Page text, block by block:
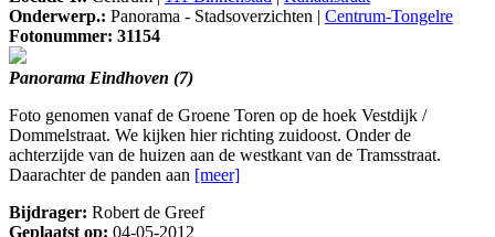
Onderwerp.: Panorama - Stadsoverzichten | Centrum-Tongelre
Fotonummer: 31154
Panorama Eindhoven (7)
Foto genomen vanaf de Groene Toren op de hoek Vestdijk /
Dommelstraat. We kijken hier richting zuidoost. Onder de
achterzijde van de huizen aan de westkant van de Tramsstraat.
Daarachter de panden aan [meer]
Bijdrager: Robert de Greef
Geplaatst op: 04-05-2012